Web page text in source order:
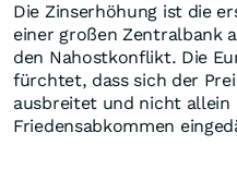
Die Zinserhöhung ist die
einer großen Zentralbank
den Nahostkonflikt. Die
fürchtet, dass sich der
ausbreitet und nicht allein
Friedensabkommen